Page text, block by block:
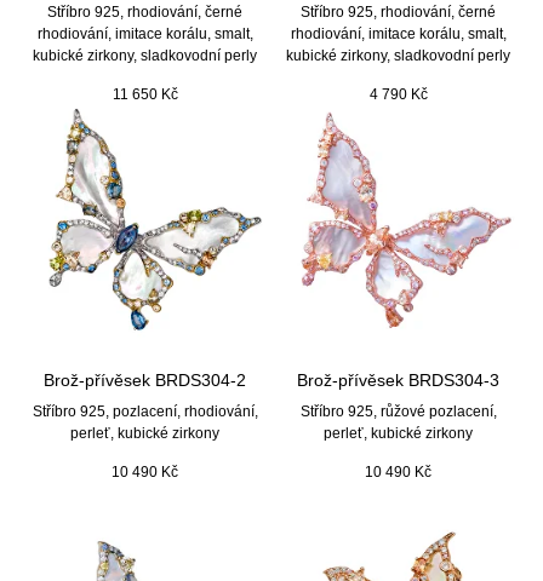
Stříbro 925, rhodiování, černé
rhodiování, imitace korálu, smalt,
kubické zirkony, sladkovodní perly
11 650 Kč
Stříbro 925, rhodiování, černé
rhodiování, imitace korálu, smalt,
kubické zirkony, sladkovodní perly
4 790 Kč
Brož-přívěsek BRDS304-2
Stříbro 925, pozlacení, rhodiování,
perleť, kubické zirkony
10 490 Kč
Brož-přívěsek BRDS304-3
Stříbro 925, růžové pozlacení,
perleť, kubické zirkony
10 490 Kč